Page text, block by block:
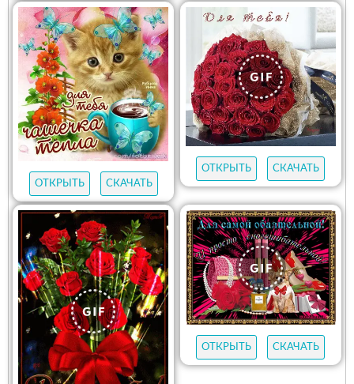
ОТКРЫТЬ СКАЧАТЬ
ОТКРЫТЬ СКАЧАТЬ
ОТКРЫТЬ СКАЧАТЬ